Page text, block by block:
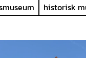
historisk